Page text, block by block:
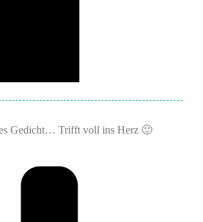
Gedicht… Trifft voll ins Herz 🙂